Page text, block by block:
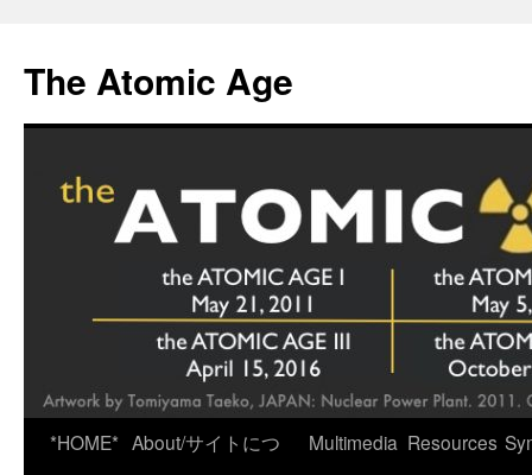
content
The Atomic Age
*HOME* About/サイトにつ
Multimedia Resources